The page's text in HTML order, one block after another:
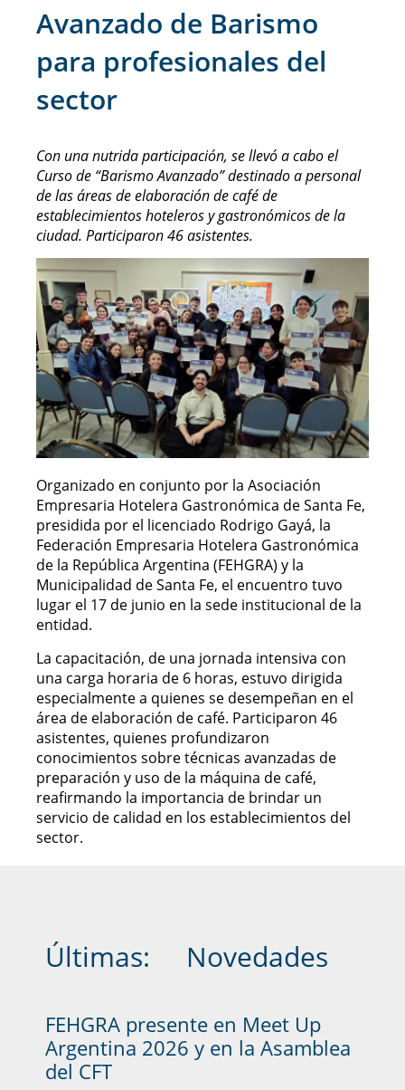
Avanzado de Barismo
para profesionales del
sector
Con una nutrida participación, se llevó a cabo el
Curso de “Barismo Avanzado” destinado a personal
de las áreas de elaboración de café de
establecimientos hoteleros y gastronómicos de la
ciudad. Participaron 46 asistentes.
Organizado en conjunto por la Asociación
Empresaria Hotelera Gastronómica de Santa Fe,
presidida por el licenciado Rodrigo Gayá, la
Federación Empresaria Hotelera Gastronómica
de la República Argentina (FEHGRA) y la
Municipalidad de Santa Fe, el encuentro tuvo
lugar el 17 de junio en la sede institucional de la
entidad.
La capacitación, de una jornada intensiva con
una carga horaria de 6 horas, estuvo dirigida
especialmente a quienes se desempeñan en el
área de elaboración de café. Participaron 46
asistentes, quienes profundizaron
conocimientos sobre técnicas avanzadas de
preparación y uso de la máquina de café,
reafirmando la importancia de brindar un
servicio de calidad en los establecimientos del
sector.
Últimas: Novedades
FEHGRA presente en Meet Up
Argentina 2026 y en la Asamblea
del CFT